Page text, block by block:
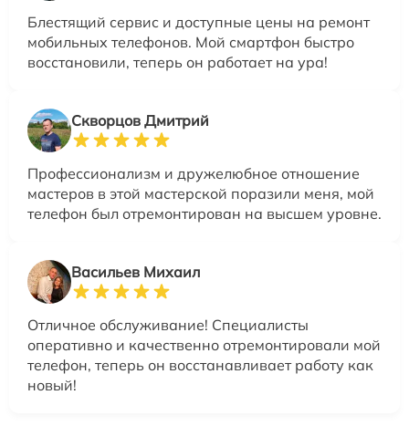
Блестящий сервис и доступные цены на ремонт
мобильных телефонов. Мой смартфон быстро
восстановили, теперь он работает на ура!
Скворцов Дмитрий
Профессионализм и дружелюбное отношение
мастеров в этой мастерской поразили меня, мой
телефон был отремонтирован на высшем уровне.
Васильев Михаил
Отличное обслуживание! Специалисты
оперативно и качественно отремонтировали мой
телефон, теперь он восстанавливает работу как
новый!